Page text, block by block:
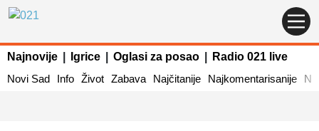
Najnovije Igrice Oglasi za posao
Radio 021 live
Novi Sad
Info Život Zabava Najčitanije Najkomentarisanije